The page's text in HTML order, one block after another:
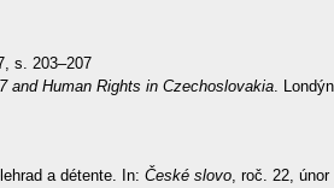
s. 203–207
and Human Rights in Czechoslovakia.
a détente. In: České slovo, roč. 22,